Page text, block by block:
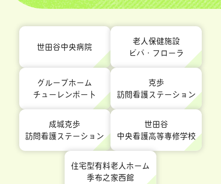
世田谷中央病院
老人保健施設
ビバ・フローラ
グループホーム
チューレンポート
克歩
訪問看護ステーション
成城克歩
訪問看護ステーション
世田谷
中央看護高等専修学校
住宅型有料老人ホーム
季布之家西館